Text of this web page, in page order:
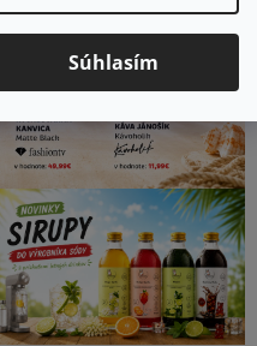
Súhlasím